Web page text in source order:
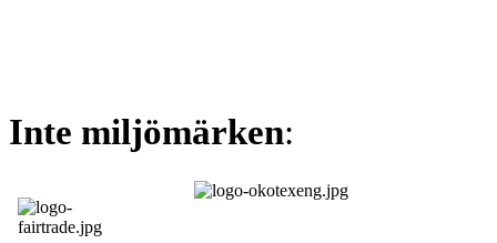
Inte miljömärken: